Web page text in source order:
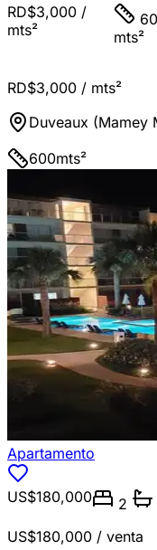
RD$3,000 /
mts²
mts²
RD$3,000 / mts²
Duveaux (Mamey
600mts²
Apartamento
US$180,000 2
US$180,000 / venta